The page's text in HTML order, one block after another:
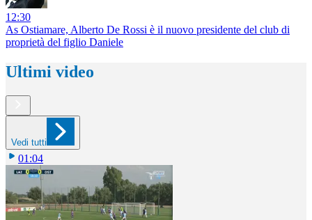
12:30
As Ostiamare, Alberto De Rossi è il nuovo presidente del club di
proprietà del figlio Daniele
Ultimi video
Vedi tutti
01:04